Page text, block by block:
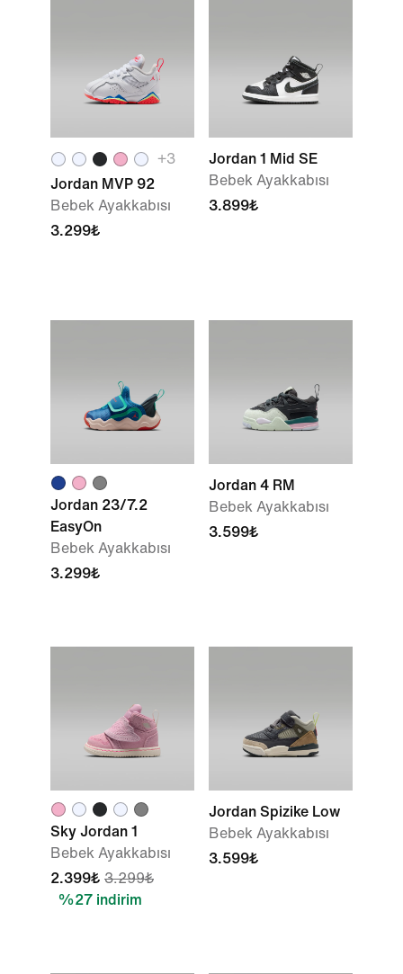
+3
Jordan MVP 92
Bebek Ayakkabısı
3.299₺
Jordan 1 Mid SE
Bebek Ayakkabısı
3.899₺
Jordan 23/7.2
EasyOn
Bebek Ayakkabısı
3.299₺
Jordan 4 RM
Bebek Ayakkabısı
3.599₺
Sky Jordan 1
Bebek Ayakkabısı
2.399₺ 3.299₺
%27 indirim
Jordan Spizike Low
Bebek Ayakkabısı
3.599₺